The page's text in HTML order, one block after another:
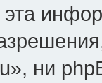
ни